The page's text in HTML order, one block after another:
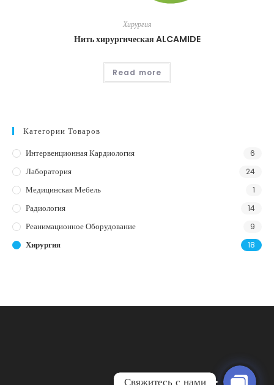
Хирургия
Нить хирургическая ALCAMIDE
Read more
Категории Товаров
Интервенционная Кардиология
6
Лаборатория 24
Медицинская Мебель 1
Радиология 14
Реанимационное Оборудование 9
Хирургия 18
Свяжитесь с нами